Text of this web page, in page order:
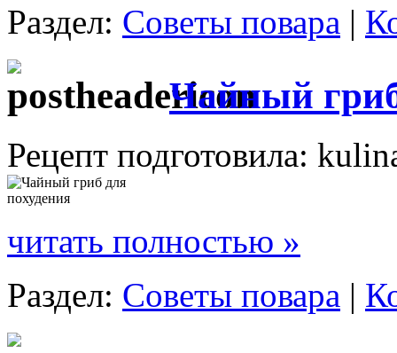
Раздел: Советы повара |
Чайный
Рецепт подготовила:
читать полностью »
Раздел: Советы повара |